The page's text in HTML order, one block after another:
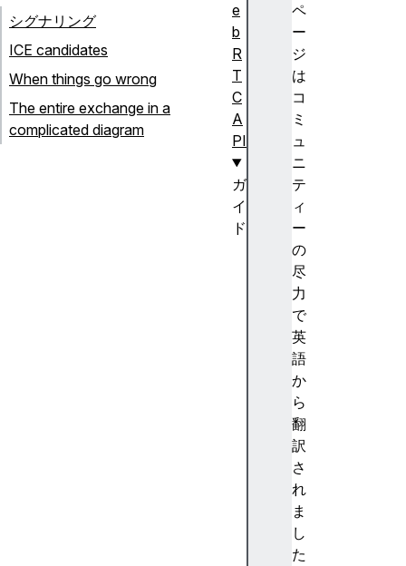
ペ
ー
ジ
は
コ
ミ
ュ
ニ
テ
ィ
ー
の
尽
力
で
英
語
か
ら
翻
訳
さ
れ
ま
し
た
シグナリング
ICE candidates
When things go wrong
The entire exchange in a
complicated diagram
e
b
R
T
C
A
PI
ガ
イ
ド